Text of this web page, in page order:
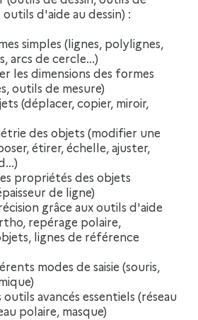
d'aide au dessin) :
simples (lignes, polylignes,
arcs de cercle...)
les dimensions des formes
outils de mesure)
(déplacer, copier, miroir,
des objets (modifier une
étirer, échelle, ajuster,
propriétés des objets
de ligne)
grâce aux outils d'aide
repérage polaire,
lignes de référence
modes de saisie (souris,
avancés essentiels (réseau
polaire, masque)